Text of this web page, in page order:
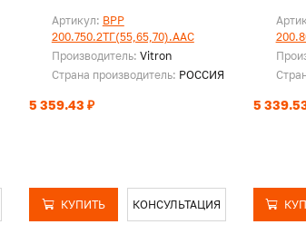
Артикул: ВРР
200.750.2ТГ(55,65,70).ААС
Производитель: Vitron
Страна производитель: РОССИЯ
5 359.43 ₽
КУПИТЬ КОНСУЛЬТАЦИЯ
5